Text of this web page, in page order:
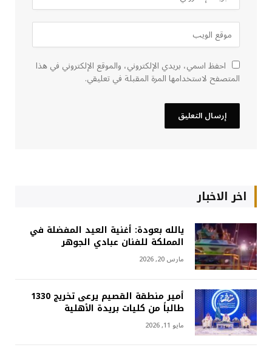
احفظ اسمي، بريدي الإلكتروني، والموقع الإلكتروني في هذا
المتصفح لاستخدامها المرة المقبلة في تعليقي.
اخر الاخبار
يالله بعودة: أغنية العيد المفضلة في
المملكة للفنان عبادي الجوهر
مارس 20, 2026
أمير منطقة القصيم يرعى تخريج 1330
طالباً من كليات بريدة الأهلية
مايو 11, 2026